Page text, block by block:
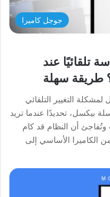
جوجل كاميرا
تلقائيًا عند
التغيير التلقائي
بيكسل، تحديدًا عندما تريد
أن النظام قد كام
من الكاميرا الأساسي إلى